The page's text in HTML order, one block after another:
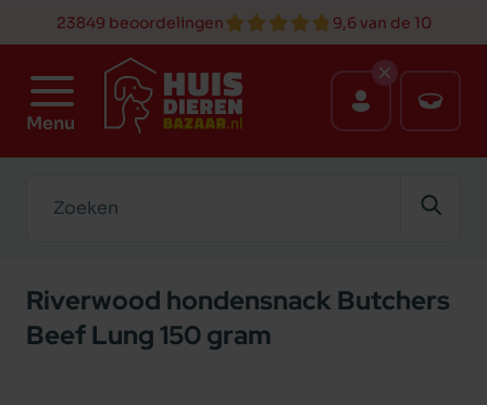
23849 beoordelingen 9,6 van de 10
Menu
Riverwood hondensnack Butchers
Beef Lung 150 gram